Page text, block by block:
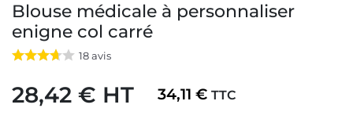
Blouse médicale à personnaliser
enigne col carré
18avis
28,42 € HT 34,11 € TTC